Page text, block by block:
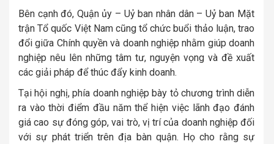
Bên cạnh đó, Quận ủy – Uỷ ban nhân dân – Uỷ ban Mặt
trận Tổ quốc Việt Nam cũng tổ chức buổi thảo luận, trao
đổi giữa Chính quyền và doanh nghiệp nhằm giúp doanh
nghiệp nêu lên những tâm tư, nguyện vọng và đề xuất
các giải pháp để thúc đẩy kinh doanh.
Tại hội nghị, phía doanh nghiệp bày tỏ chương trình diễn
ra vào thời điểm đầu năm thể hiện việc lãnh đạo đánh
giá cao sự đóng góp, vai trò, vị trí của doanh nghiệp đối
với sự phát triển trên địa bàn quận. Họ cho rằng sự